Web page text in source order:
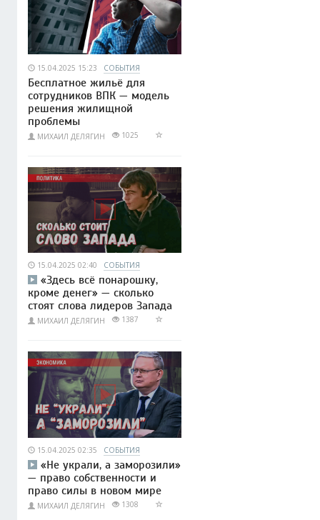
15.04.2025 15:23 СОБЫТИЯ
Бесплатное жильё для
сотрудников ВПК — модель
решения жилищной
проблемы
МИХАИЛ ДЕЛЯГИН 1025
15.04.2025 02:40 СОБЫТИЯ
«Здесь всё понарошку,
кроме денег» — сколько
стоят слова лидеров Запада
МИХАИЛ ДЕЛЯГИН 1387
15.04.2025 02:35 СОБЫТИЯ
«Не украли, а заморозили»
— право собственности и
право силы в новом мире
МИХАИЛ ДЕЛЯГИН 1308